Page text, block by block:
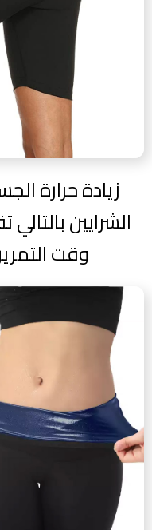
زيادة حرارة
الشرايين
وقت